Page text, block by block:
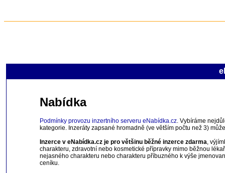
Nabídka
Podmínky provozu inzertního serveru eNabídka.cz. Vybíráme
kategorie. Inzeráty zapsané hromadně (ve větším počtu než 3)
Inzerce v eNabídka.cz je pro většinu běžné inzerce zdarma,
charakteru, zdravotní nebo kosmetické přípravky mimo běžnou
nejasného charakteru nebo charakteru příbuzného k výše
ceníku.